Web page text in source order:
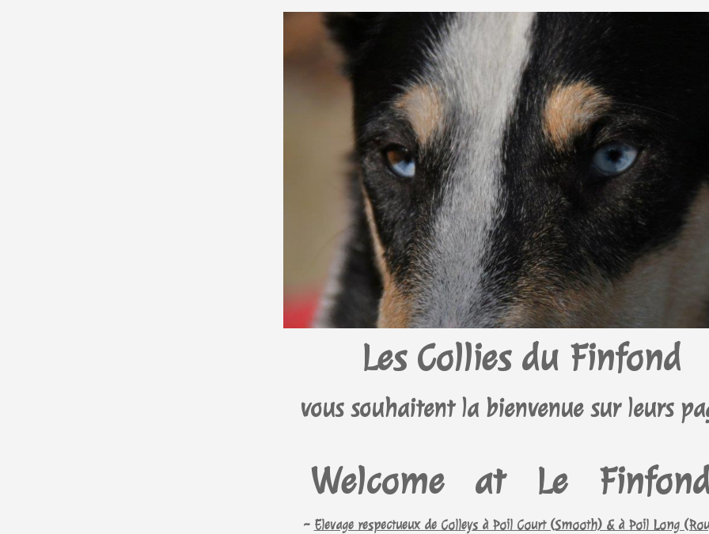
Les Collies du Finfond
vous souhaitent la bienvenue sur leurs
Welcome at Le
~ Elevage respectueux de Colleys à Poil Court (Smooth) & à Poil Long